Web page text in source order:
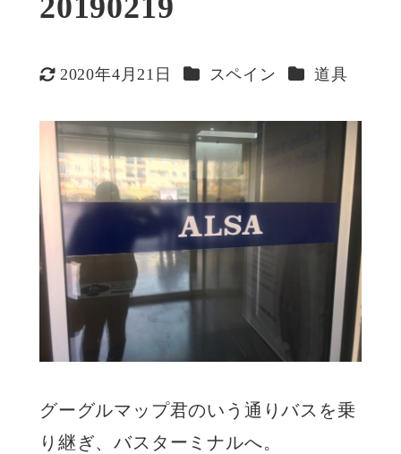
更新日
2020年4月21日 カテゴリー
スペイン カテゴリー
道具
グーグルマップ君のいう通りバスを乗
り継ぎ、バスターミナルへ。